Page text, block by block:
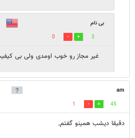
بی نام
3
0
غیر مجاز رو خوب اومدی ولی بی
am
45
1
دقیقا دیشب همینو گفتم,